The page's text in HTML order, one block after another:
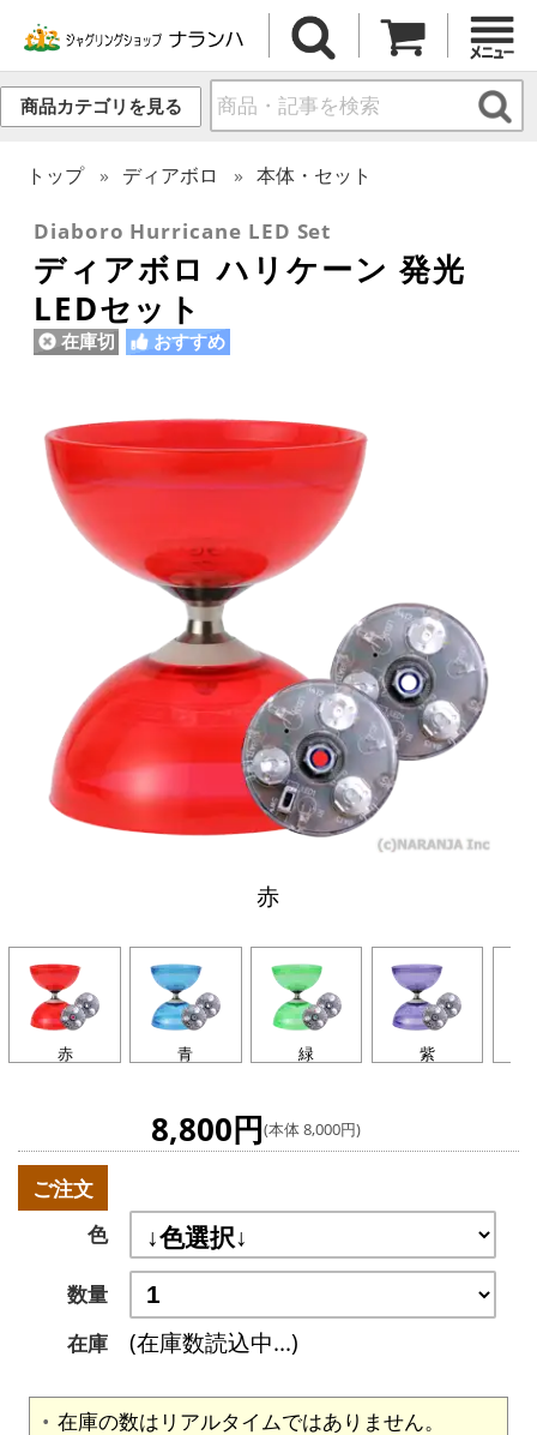
商品カテゴリを見る
トップ ディアボロ 本体・セット
Diaboro Hurricane LED Set
ディアボロ ハリケーン 発光
LEDセット
在庫切 おすすめ
赤
赤 青 緑 紫
8,800円(本体 8,000円)
ご注文
色
数量
在庫
(在庫数読込中...)
在庫の数はリアルタイムではありません。